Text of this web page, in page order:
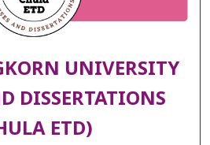
UNIVERSITY
DISSERTATIONS
ETD)